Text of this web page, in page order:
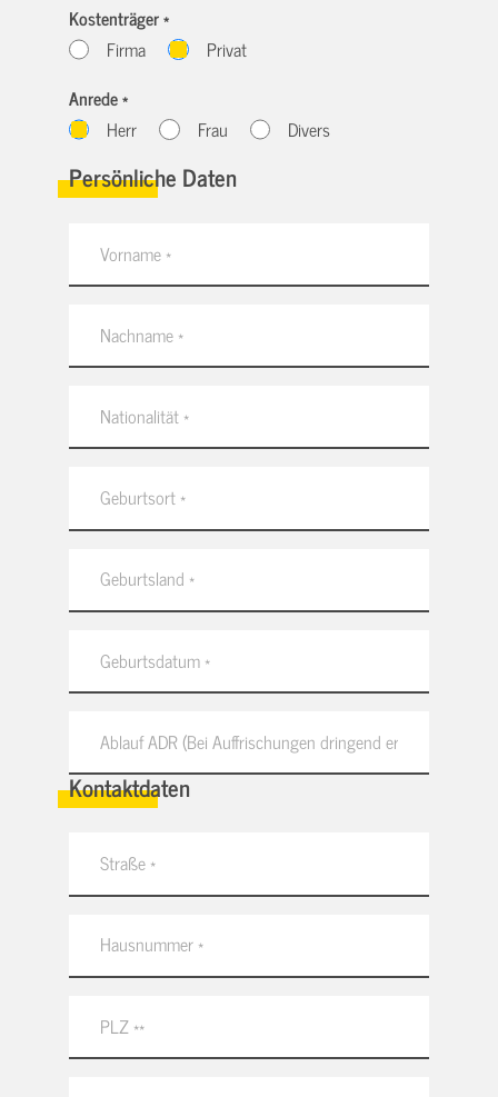
Kostenträger *
Firma
Privat
Anrede *
Herr
Frau Divers
Persönliche Daten
Kontaktdaten